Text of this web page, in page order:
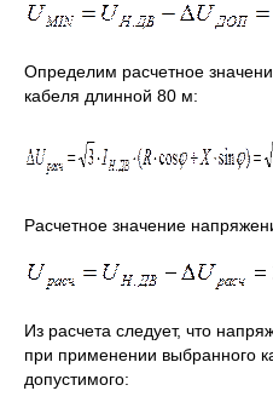
Определим расчетное
кабеля длинной 80 м:
Расчетное значение
Из расчета следует, что
при применении выбранного
допустимого: